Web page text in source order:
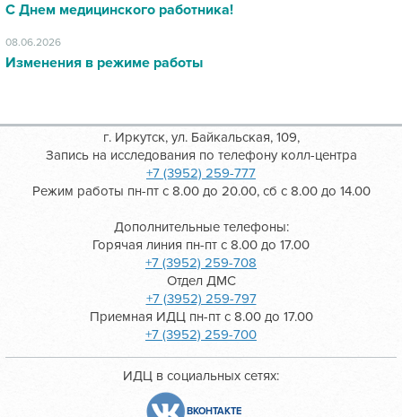
С Днем медицинского работника!
08.06.2026
Изменения в режиме работы
г. Иркутск, ул. Байкальская, 109,
Запись на исследования по телефону колл-центра
+7 (3952) 259-777
Режим работы пн-пт с 8.00 до 20.00, сб с 8.00 до 14.00
Дополнительные телефоны:
Горячая линия пн-пт с 8.00 до 17.00
+7 (3952) 259-708
Отдел ДМС
+7 (3952) 259-797
Приемная ИДЦ пн-пт с 8.00 до 17.00
+7 (3952) 259-700
ИДЦ в социальных сетях:
ВКОНТАКТЕ